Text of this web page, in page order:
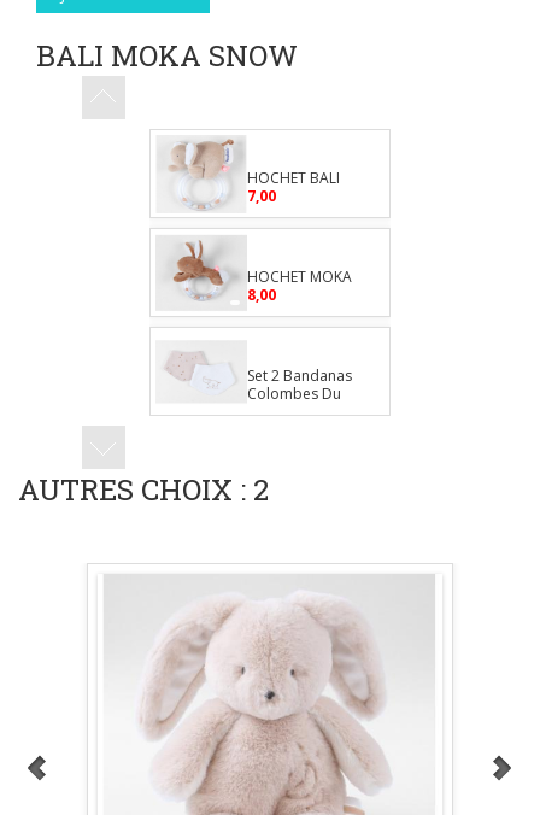
BALI MOKA SNOW
HOCHET BALI
7,00
HOCHET MOKA
8,00
Set 2 Bandanas
Colombes Du
Bonheur
17,00
TIDOU BALI
17,00
TIDOU SNOW
17,00
Peluche
25 cm BALI
17,00
AUTRES CHOIX : 2